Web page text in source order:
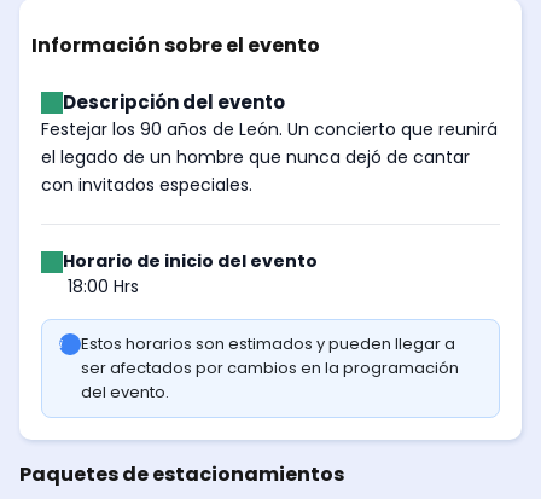
Información sobre el evento
Descripción del evento
Festejar los 90 años de León. Un concierto que reunirá
el legado de un hombre que nunca dejó de cantar
con invitados especiales.
Horario de inicio del evento
18:00 Hrs
Estos horarios son estimados y pueden llegar a
ser afectados por cambios en la programación
del evento.
Paquetes de estacionamientos